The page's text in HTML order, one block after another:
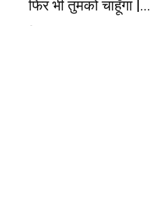
फिर भी तुमको चाहूँगा |...
-